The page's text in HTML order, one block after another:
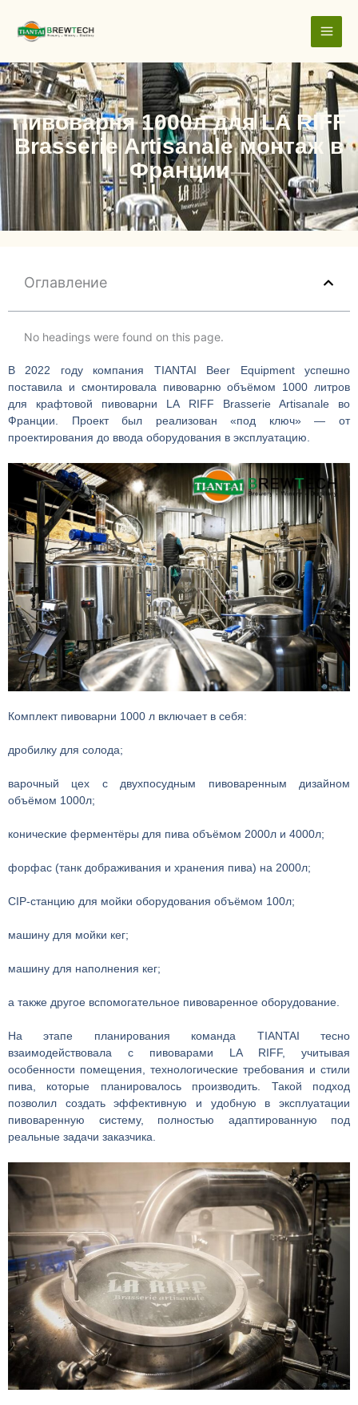
容
Пивоварня 1000л для LA RIFF
Brasserie Artisanale монтаж в
Франции
Оглавление
No headings were found on this page.
В 2022 году компания TIANTAI Beer Equipment успешно
поставила и смонтировала пивоварню объёмом 1000 литров
для крафтовой пивоварни LA RIFF Brasserie Artisanale во
Франции. Проект был реализован «под ключ» — от
проектирования до ввода оборудования в эксплуатацию.
Комплект пивоварни 1000 л включает в себя:
дробилку для солода;
варочный цех с двухпосудным пивоваренным дизайном
объёмом 1000л;
конические ферментёры для пива объёмом 2000л и 4000л;
форфас (танк дображивания и хранения пива) на 2000л;
CIP-станцию для мойки оборудования объёмом 100л;
машину для мойки кег;
машину для наполнения кег;
а также другое вспомогательное пивоваренное оборудование.
На этапе планирования команда TIANTAI тесно
взаимодействовала с пивоварами LA RIFF, учитывая
особенности помещения, технологические требования и стили
пива, которые планировалось производить. Такой подход
позволил создать эффективную и удобную в эксплуатации
пивоваренную систему, полностью адаптированную под
реальные задачи заказчика.